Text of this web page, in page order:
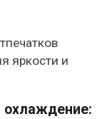
яркости и
охлаждение: